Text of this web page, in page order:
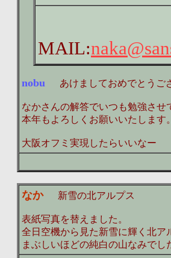
MAIL:
nobu あけましておめでとうご
なかさんの解答でいつも勉強させ
本年もよろしくお願いいたします。
大阪オフミ実現したらいいなー
なか新雪の北アルプス
表紙写真を替えました。
全日空機から見た新雪に輝く北ア
まぶしいほどの純白の山なみでし